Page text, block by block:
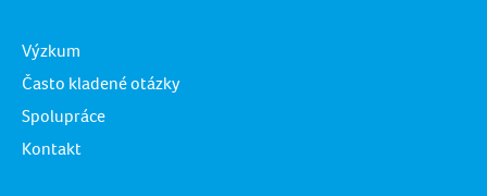
Výzkum
Často kladené otázky
Spolupráce
Kontakt